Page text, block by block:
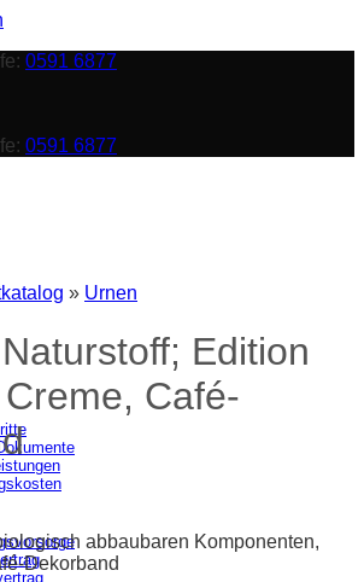
0591 6877
0591 6877
» Urnen
Edition
Creme, Café-
abbaubaren Komponenten,
Dekorband